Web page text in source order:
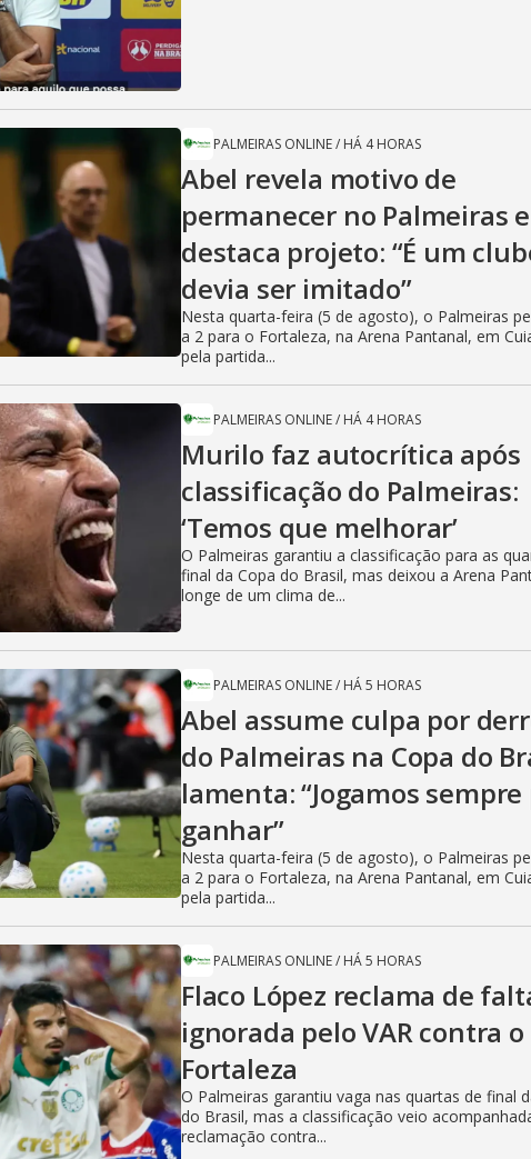
PALMEIRAS ONLINE/ HÁ 4 HORAS
Abel revela motivo de
permanecer no Palmeiras e
destaca projeto: “É um
devia ser imitado”
Nesta quarta-feira (5 de agosto), o Palmeiras
a 2 para o Fortaleza, na Arena Pantanal, em
pela partida...
PALMEIRAS ONLINE/ HÁ 4 HORAS
Murilo faz autocrítica após
classificação do Palmeiras:
‘Temos que melhorar’
O Palmeiras garantiu a classificação para as
final da Copa do Brasil, mas deixou a Arena
longe de um clima de...
PALMEIRAS ONLINE/ HÁ 5 HORAS
Abel assume culpa por
do Palmeiras na Copa do
lamenta: “Jogamos sempre
ganhar”
Nesta quarta-feira (5 de agosto), o Palmeiras
a 2 para o Fortaleza, na Arena Pantanal, em
pela partida...
PALMEIRAS ONLINE/ HÁ 5 HORAS
Flaco López reclama de
ignorada pelo VAR contra o
Fortaleza
O Palmeiras garantiu vaga nas quartas de final
do Brasil, mas a classificação veio
reclamação contra...